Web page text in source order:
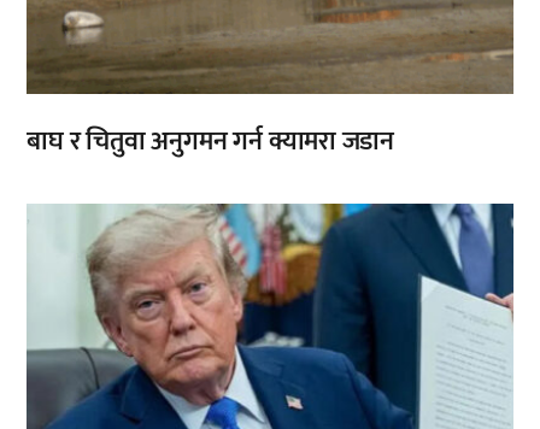
बाघ र चितुवा अनुगमन गर्न क्यामरा जडान